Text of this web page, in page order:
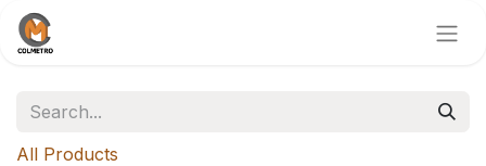
All Products